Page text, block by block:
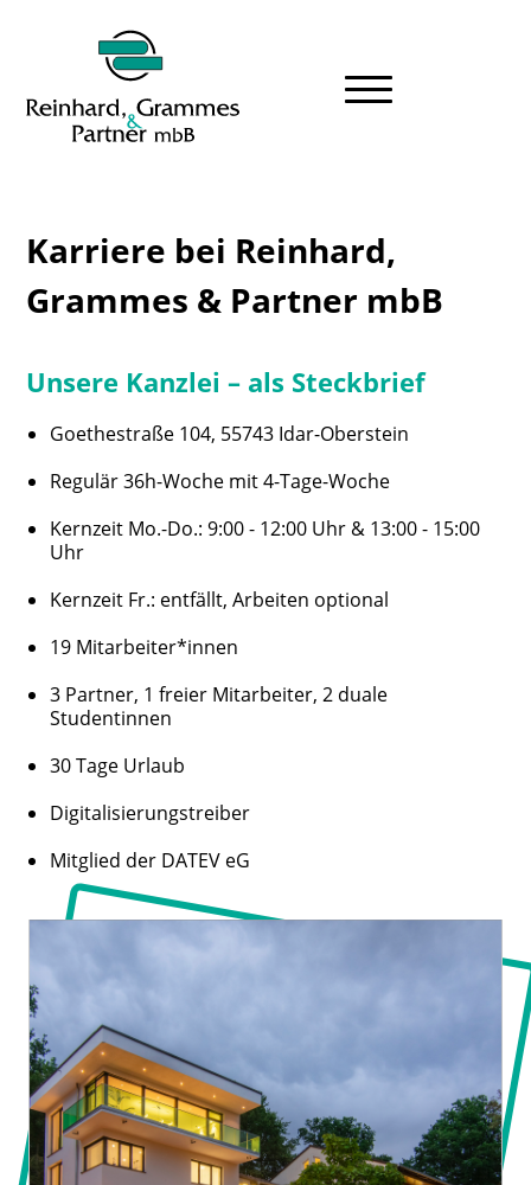
Karriere bei Reinhard,
Grammes & Partner mbB
Unsere Kanzlei – als Steckbrief
Goethestraße 104, 55743 Idar-Oberstein
Regulär 36h-Woche mit 4-Tage-Woche
Kernzeit Mo.-Do.: 9:00 - 12:00 Uhr & 13:00 - 15:00
Uhr
Kernzeit Fr.: entfällt, Arbeiten optional
19 Mitarbeiter*innen
3 Partner, 1 freier Mitarbeiter, 2 duale
Studentinnen
30 Tage Urlaub
Digitalisierungstreiber
Mitglied der DATEV eG